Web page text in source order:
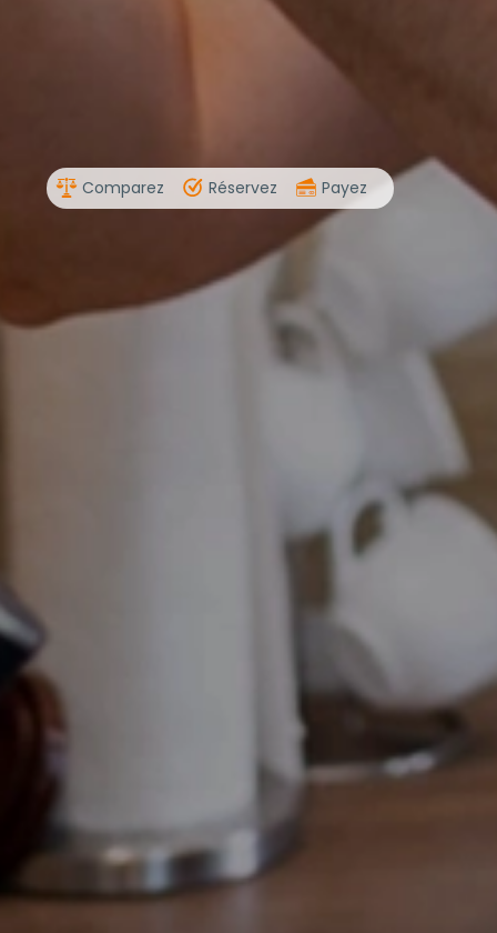
Comparez Réservez Payez